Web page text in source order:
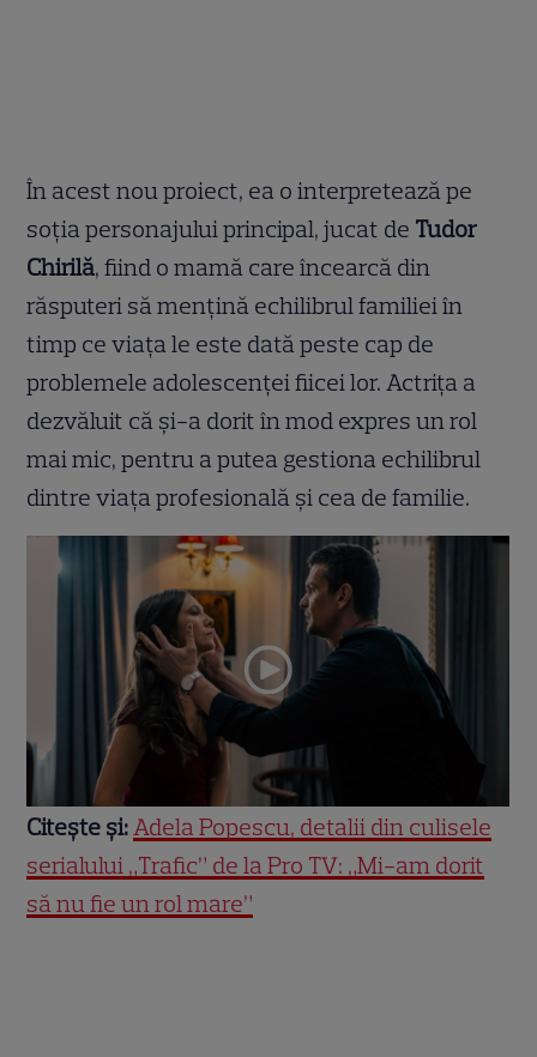
În acest nou proiect, ea o interpretează pe
soția personajului principal, jucat de Tudor
Chirilă, fiind o mamă care încearcă din
răsputeri să mențină echilibrul familiei în
timp ce viața le este dată peste cap de
problemele adolescenței fiicei lor. Actrița a
dezvăluit că și-a dorit în mod expres un rol
mai mic, pentru a putea gestiona echilibrul
dintre viața profesională și cea de familie.
Citește și:Adela Popescu, detalii din culisele
serialului „Trafic” de la Pro TV: „Mi-am dorit
să nu fie un rol mare”